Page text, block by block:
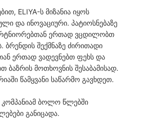
ELIYA-ს მიზანია იყოს
და ინოვაციური. პატიოსნებაზე
ერთად ვცდილობთ
ბრენდის შექმნაზე ძირითადი
ერთად ვადევნებთ ფეხს და
ბაზრის მოთხოვნის შესაბამისად.
წამყვანი საწარმო გავხდეთ.
ბოლო წლებში
განიცადა.